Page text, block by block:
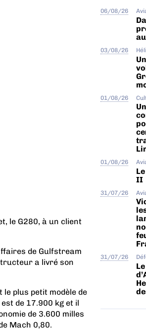
le G280, à un client
de Gulfstream
a livré son
plus petit modèle de
de 17.900 kg et il
de 3.600 milles
Mach 0,80.
06/08/26
03/08/26
01/08/26
01/08/26
II
31/07/26
31/07/26